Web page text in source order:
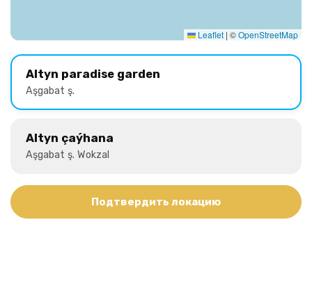
Leaflet | ©OpenStreetMap
Altyn paradise garden
Aşgabat ş.
Altyn çaýhana
Aşgabat ş. Wokzal
Подтвердить локацию